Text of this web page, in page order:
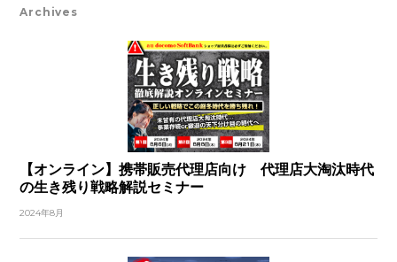
Archives
【オンライン】携帯販売代理店向け 代理店大淘汰時代
の生き残り戦略解説セミナー
2024年8月